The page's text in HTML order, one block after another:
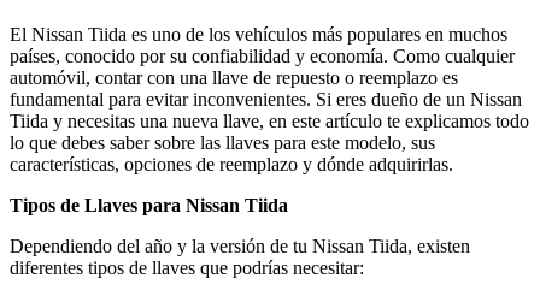
El Nissan Tiida es uno de los vehículos más populares en muchos
países, conocido por su confiabilidad y economía. Como cualquier
automóvil, contar con una llave de repuesto o reemplazo es
fundamental para evitar inconvenientes. Si eres dueño de un Nissan
Tiida y necesitas una nueva llave, en este artículo te explicamos todo
lo que debes saber sobre las llaves para este modelo, sus
características, opciones de reemplazo y dónde adquirirlas.
Tipos de Llaves para Nissan Tiida
Dependiendo del año y la versión de tu Nissan Tiida, existen
diferentes tipos de llaves que podrías necesitar: